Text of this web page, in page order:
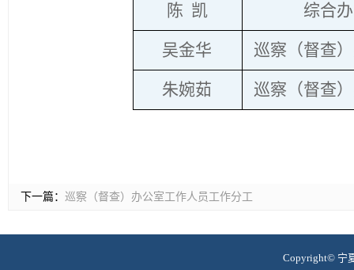
陈 凯 综合
吴金华 巡察（督查
朱婉茹 巡察（督查
下一篇： 巡察（督查）办公室工作人员工作分工
Copyright© 宁